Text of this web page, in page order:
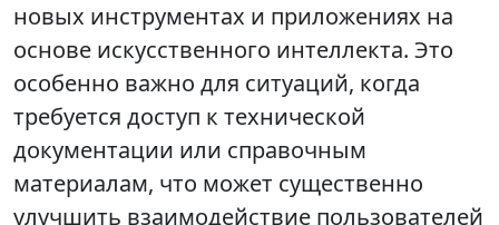
новых инструментах и приложениях на
основе искусственного интеллекта. Это
особенно важно для ситуаций, когда
требуется доступ к технической
документации или справочным
материалам, что может существенно
улучшить взаимодействие пользователей